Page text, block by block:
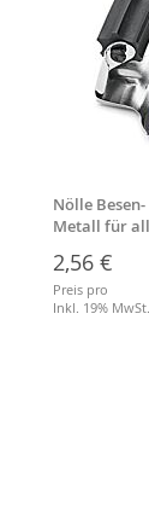
Nölle
Metall für
2,56 €
Preis pro
Inkl. 19% MwSt.